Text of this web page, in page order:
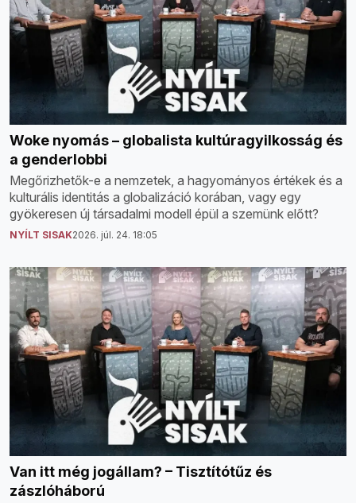
Woke nyomás – globalista kultúragyilkosság és
a genderlobbi
Megőrizhetők-e a nemzetek, a hagyományos értékek és a
kulturális identitás a globalizáció korában, vagy egy
gyökeresen új társadalmi modell épül a szemünk előtt?
NYÍLT SISAK2026. júl. 24. 18:05
Van itt még jogállam? – Tisztítótűz és
zászlóháború